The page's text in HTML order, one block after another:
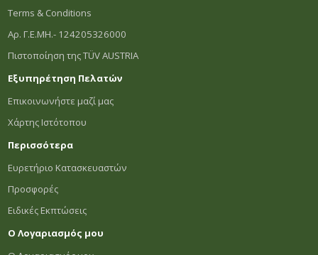
Terms & Conditions
Αρ. Γ.Ε.ΜΗ.- 124205326000
Πιστοποίηση της TÜV AUSTRIA
Εξυπηρέτηση Πελατών
Επικοινωνήστε μαζί μας
Χάρτης Ιστότοπου
Περισσότερα
Ευρετήριο Κατασκευαστών
Προσφορές
Ειδικές Εκπτώσεις
Ο Λογαριασμός μου